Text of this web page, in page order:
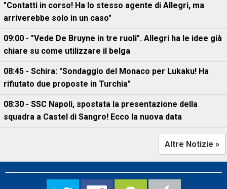
"Contatti in corso! Ha lo stesso agente di Allegri, ma
arriverebbe solo in un caso"
09:00 - "Vede De Bruyne in tre ruoli". Allegri ha le idee già
chiare su come utilizzare il belga
08:45 - Schira: "Sondaggio del Monaco per Lukaku! Ha
rifiutato due proposte in Turchia"
08:30 - SSC Napoli, spostata la presentazione della
squadra a Castel di Sangro! Ecco la nuova data
Altre Notizie »